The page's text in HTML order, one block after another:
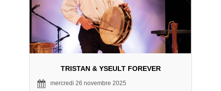
TRISTAN & YSEULT FOREVER
mercredi 26 novembre 2025